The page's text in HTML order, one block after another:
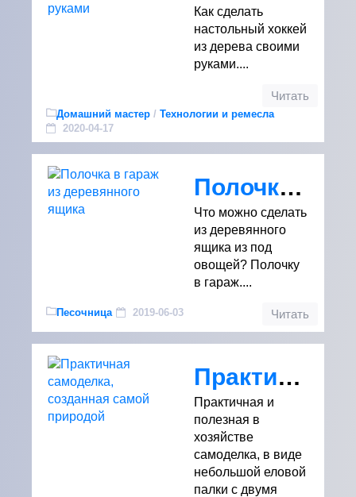
Как сделать
настольный хоккей
из дерева своими
руками....
Читать
Домашний мастер / Технологии и ремесла
2020-04-17
Полочка в гараж из деревянного ящика
Что можно сделать
из деревянного
ящика из под
овощей? Полочку
в гараж....
Читать
Песочница 2019-06-03
Практичная самоделка, созданная самой природой
Практичная и
полезная в
хозяйстве
самоделка, в виде
небольшой еловой
палки с двумя